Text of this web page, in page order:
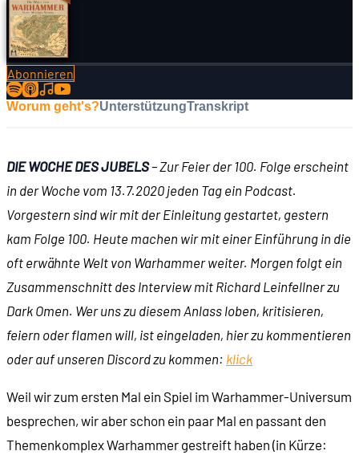
Abonnieren
Worum geht's?UnterstützungTranskript
DIE WOCHE DES JUBELS– Zur Feier der 100. Folge erscheint
in der Woche vom 13.7.2020 jeden Tag ein Podcast.
Vorgestern sind wir mit der Einleitung gestartet, gestern
kam Folge 100. Heute machen wir mit einer Einführung in die
oft erwähnte Welt von Warhammer weiter. Morgen folgt ein
Zusammenschnitt des Interview mit Richard Leinfellner zu
Dark Omen. Wer uns zu diesem Anlass loben, kritisieren,
feiern oder flamen will, ist eingeladen, hier zu kommentieren
oder auf unseren Discord zu kommen: klick
Weil wir zum ersten Mal ein Spiel im Warhammer-Universum
besprechen, wir aber schon ein paar Mal en passant den
Themenkomplex Warhammer gestreift haben (in Kürze: